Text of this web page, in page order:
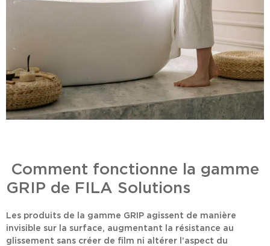
Comment fonctionne la gamme
GRIP de FILA Solutions
Les produits de la gamme GRIP agissent de manière
invisible sur la surface, augmentant la résistance au
glissement sans créer de film ni altérer l’aspect du